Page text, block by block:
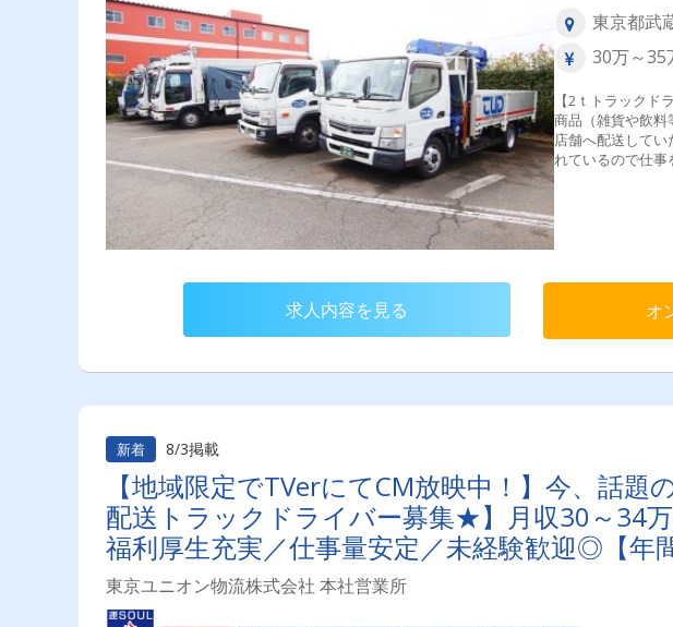
東京都武
30万～35
【2ｔトラックド
商品（雑貨や飲料
店舗へ配送してい
れているので仕事
キツイ長距離運行
求人内容を見る オ
新着 8/3掲載
【地域限定でTVerにてCM放映中！】今、話
配送トラックドライバー募集★】月収30～34
福利厚生充実／仕事量安定／未経験歓迎◎【年
り◎プライベート充実可◎「安心・安全」で働
ライバーライフを送りませんか？
東京ユニオン物流株式会社 本社営業所